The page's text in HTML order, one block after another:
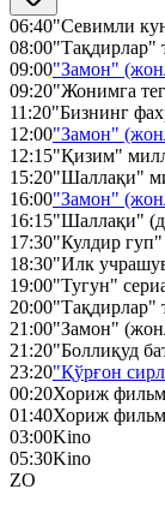
06:40"Севимли
08:00"Тақдирлар"
09:00"Замон"
09:20"Жонимга
11:20"Бизнинг
12:00"Замон"
12:15"Қизим"
15:20"Шаллақи"
16:00"Замон"
16:15"Шаллақи"
17:30"Кулдир гуп"
18:30"Илк
19:00"Тугун"
20:00"Тақдирлар"
21:00"Замон"
21:20"Боллиқуд
23:20"Қўрғон
00:20Хориж фильм
01:40Хориж фильм
03:00Kino
05:30Kino
ZO